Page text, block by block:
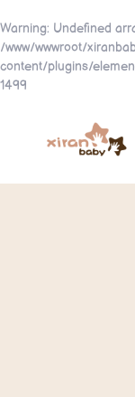
Warning: Undefined
/www/wwwroot/
content/plugins/
1499